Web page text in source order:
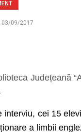
03/09/2017
Județeană
cei 15
a limbii